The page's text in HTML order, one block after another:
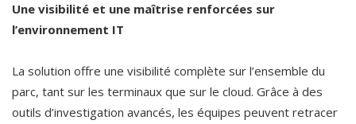
Une visibilité et une maîtrise renforcées sur
l’environnement IT
La solution offre une visibilité complète sur l’ensemble du
parc, tant sur les terminaux que sur le cloud. Grâce à des
outils d’investigation avancés, les équipes peuvent retracer